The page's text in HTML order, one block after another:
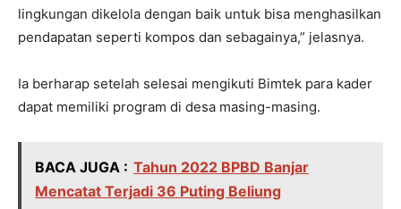
lingkungan dikelola dengan baik untuk bisa menghasilkan
pendapatan seperti kompos dan sebagainya,” jelasnya.
Ia berharap setelah selesai mengikuti Bimtek para kader
dapat memiliki program di desa masing-masing.
BACA JUGA : Tahun 2022 BPBD Banjar
Mencatat Terjadi 36 Puting Beliung